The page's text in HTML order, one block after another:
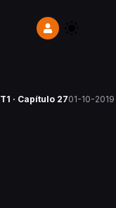
T1 · Capítulo 2701-10-2019